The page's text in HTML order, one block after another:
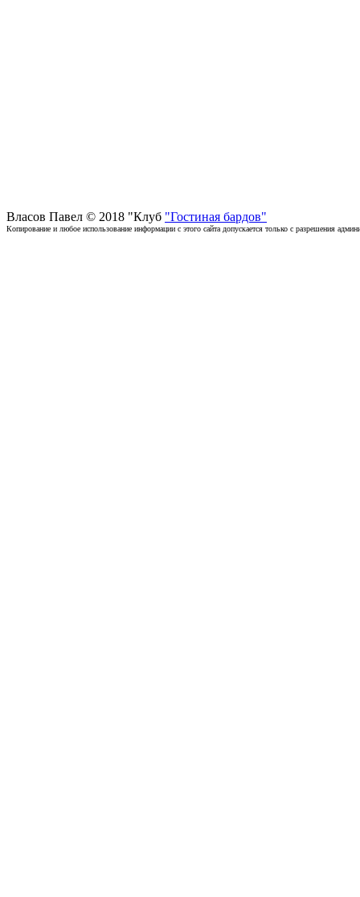
Власов Павел © 2018 "Клуб "Гостиная бардов"
Копирование и любое использование информации с этого сайта допускается только с разрешения